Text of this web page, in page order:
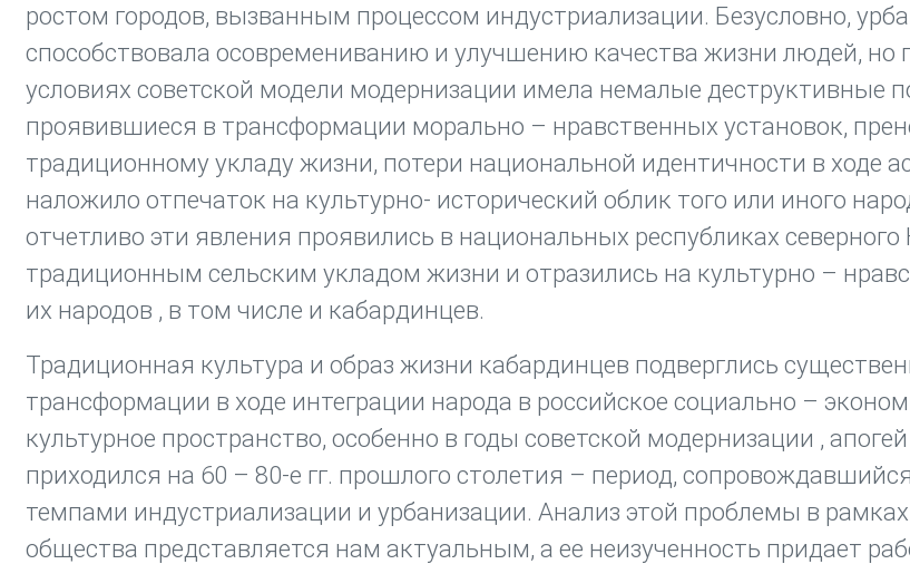
ростом городов, вызванным процессом индустриализации. Безусловно,
способствовала осовремениванию и улучшению качества жизни людей, но
условиях советской модели модернизации имела немалые деструктивные
проявившиеся в трансформации морально – нравственных установок,
традиционному укладу жизни, потери национальной идентичности в ходе
наложило отпечаток на культурно- исторический облик того или иного
отчетливо эти явления проявились в национальных республиках северного
традиционным сельским укладом жизни и отразились на культурно –
их народов , в том числе и кабардинцев.
Традиционная культура и образ жизни кабардинцев подверглись
трансформации в ходе интеграции народа в российское социально –
культурное пространство, особенно в годы советской модернизации ,
приходился на 60 – 80-е гг. прошлого столетия – период,
темпами индустриализации и урбанизации. Анализ этой проблемы в
общества представляется нам актуальным, а ее неизученность придает